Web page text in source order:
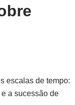
escalas de tempo:
a sucessão de